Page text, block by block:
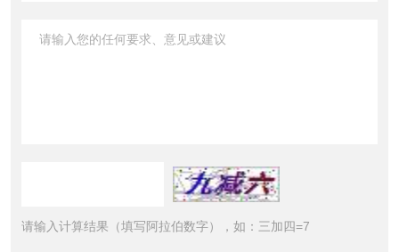
请输入计算结果（填写阿拉伯数字），如：三加四=7